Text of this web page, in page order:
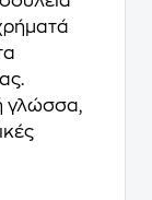
γλώσσα,